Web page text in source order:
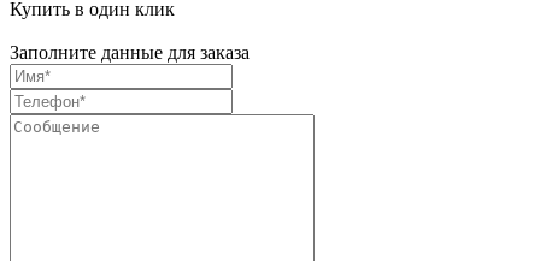
Купить в один клик
Заполните данные для заказа